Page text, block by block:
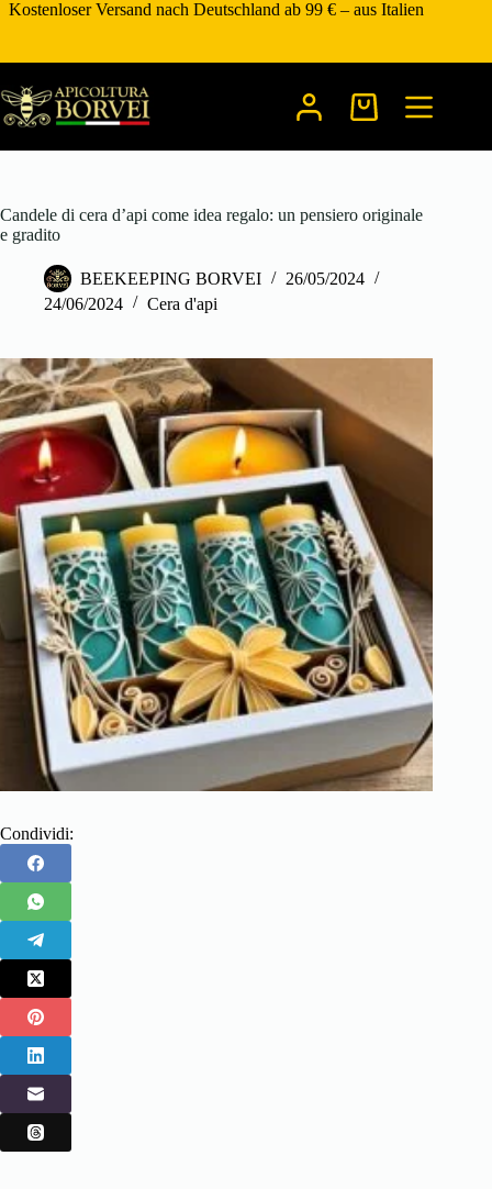
Zum
Kostenloser Versand nach Deutschland ab 99 € – aus Italien
Warenkorb
Candele di cera d’api come idea regalo: un pensiero originale
e gradito
BEEKEEPING BORVEI
26/05/2024
24/06/2024
Cera d'api
Condividi: